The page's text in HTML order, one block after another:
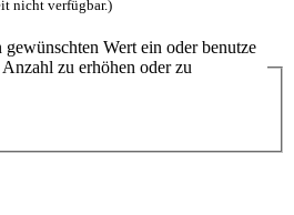
nicht verfügbar.)
Wert ein oder benutze
zu erhöhen oder zu